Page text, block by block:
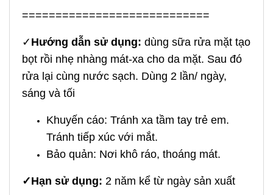
============================
✓ Hướng dẫn sử dụng: dùng sữa rửa mặt tạo
bọt rồi nhẹ nhàng mát-xa cho da mặt. Sau đó
rửa lại cùng nước sạch. Dùng 2 lần/ ngày,
sáng và tối
Khuyến cáo: Tránh xa tầm tay trẻ em.
Tránh tiếp xúc với mắt.
Bảo quản: Nơi khô ráo, thoáng mát.
✓Hạn sử dụng: 2 năm kể từ ngày sản xuất